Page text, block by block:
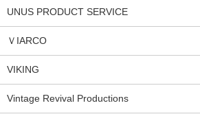
UNUS PRODUCT SERVICE
ＶIARCO
VIKING
Vintage Revival Productions